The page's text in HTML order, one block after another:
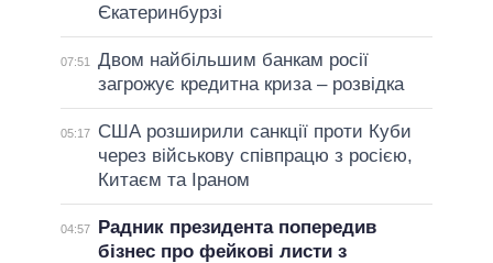
Єкатеринбурзі
07:51
Двом найбільшим банкам росії
загрожує кредитна криза – розвідка
05:17
США розширили санкції проти Куби
через військову співпрацю з росією,
Китаєм та Іраном
04:57
Радник президента попередив
бізнес про фейкові листи з